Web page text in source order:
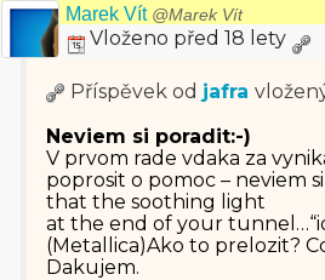
Marek Vít @Marek Vít
Vloženo před 18 lety
Příspěvek od jafra
Neviem si poradit:-)
V prvom rade vdaka za
poprosit o pomoc – neviem
that the soothing light
at the end of your
(Metallica)Ako to prelozit?
Dakujem.